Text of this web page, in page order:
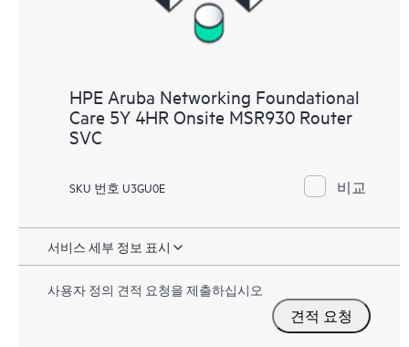
HPE Aruba Networking Foundational
Care 5Y 4HR Onsite MSR930 Router
SVC
SKU 번호 U3GU0E 비교
서비스 세부 정보 표시
사용자 정의 견적 요청을 제출하십시오
견적 요청